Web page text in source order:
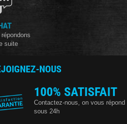
suite
NOUS
100% SATISFAIT
Contactez-nous, on vous répond
sous 24h